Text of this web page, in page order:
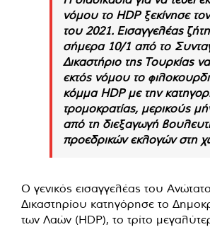
νόμου το HDP ξεκίνησε
του 2021. Εισαγγελέας
σήμερα 10/1 από το
Δικαστήριο της Τουρκίας
εκτός νόμου το
κόμμα HDP με την
τρομοκρατίας, μερικούς
από τη διεξαγωγή
προεδρικών εκλογών στη
Ο γενικός εισαγγελέας του
Δικαστηρίου κατηγόρησε το
των Λαών (HDP), το τρίτο